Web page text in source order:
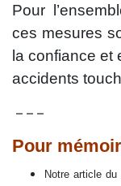
Pour
ces mesures
la confiance et
accidents
– – –
Pour
Notre article du